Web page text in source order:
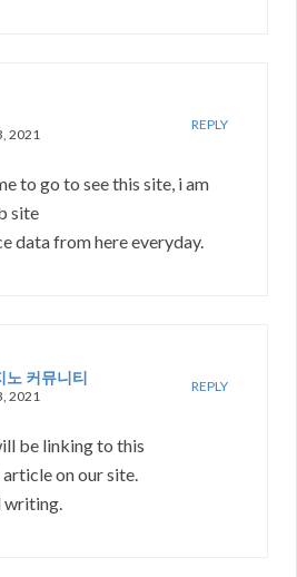
2021
REPLY
to go to see this site, i am
site
data from here everyday.
노 커뮤니티
2021
REPLY
be linking to this
on our site.
writing.